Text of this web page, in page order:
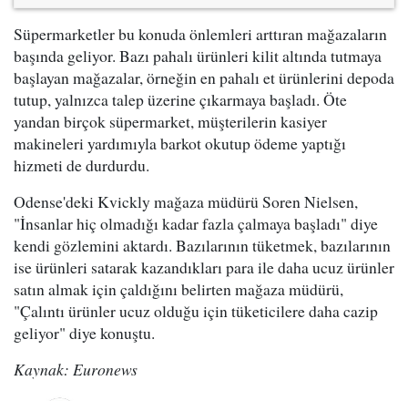
Süpermarketler bu konuda önlemleri arttıran mağazaların
başında geliyor. Bazı pahalı ürünleri kilit altında tutmaya
başlayan mağazalar, örneğin en pahalı et ürünlerini depoda
tutup, yalnızca talep üzerine çıkarmaya başladı. Öte
yandan birçok süpermarket, müşterilerin kasiyer
makineleri yardımıyla barkot okutup ödeme yaptığı
hizmeti de durdurdu.
Odense'deki Kvickly mağaza müdürü Soren Nielsen,
"İnsanlar hiç olmadığı kadar fazla çalmaya başladı" diye
kendi gözlemini aktardı. Bazılarının tüketmek, bazılarının
ise ürünleri satarak kazandıkları para ile daha ucuz ürünler
satın almak için çaldığını belirten mağaza müdürü,
"Çalıntı ürünler ucuz olduğu için tüketicilere daha cazip
geliyor" diye konuştu.
Kaynak: Euronews